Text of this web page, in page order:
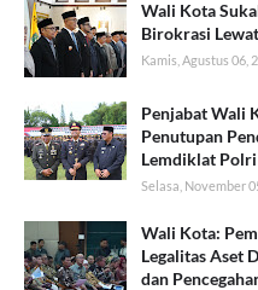
Wali Kota
Birokrasi
Kamis, Agustus 06,
Penjabat Wali
Penutupan
Lemdiklat Polri
Selasa, November
Wali Kota:
Legalitas Aset
dan